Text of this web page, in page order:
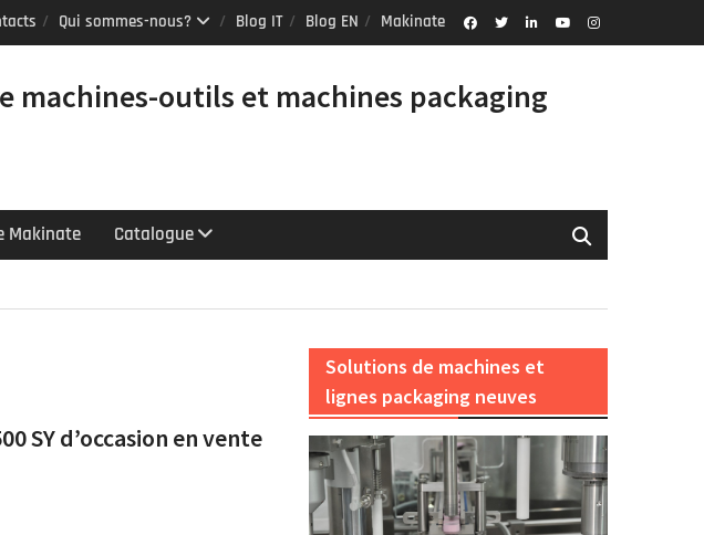
Qui sommes-nous? Blog IT Blog EN Makinate
machines-outils et machines packaging
Makinate Catalogue
SY d’occasion en vente
Solutions de machines et
lignes packaging neuves